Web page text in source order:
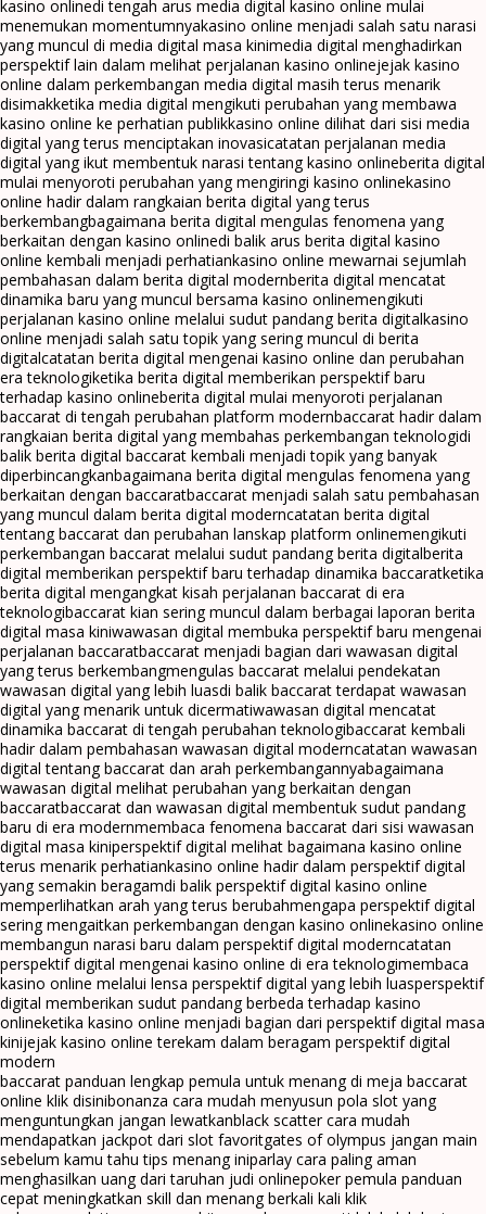
kasino onlinedi tengah arus media digital kasino online mulai
menemukan momentumnyakasino online menjadi salah satu narasi
yang muncul di media digital masa kinimedia digital menghadirkan
perspektif lain dalam melihat perjalanan kasino onlinejejak kasino
online dalam perkembangan media digital masih terus menarik
disimakketika media digital mengikuti perubahan yang membawa
kasino online ke perhatian publikkasino online dilihat dari sisi media
digital yang terus menciptakan inovasicatatan perjalanan media
digital yang ikut membentuk narasi tentang kasino onlineberita digital
mulai menyoroti perubahan yang mengiringi kasino onlinekasino
online hadir dalam rangkaian berita digital yang terus
berkembangbagaimana berita digital mengulas fenomena yang
berkaitan dengan kasino onlinedi balik arus berita digital kasino
online kembali menjadi perhatiankasino online mewarnai sejumlah
pembahasan dalam berita digital modernberita digital mencatat
dinamika baru yang muncul bersama kasino onlinemengikuti
perjalanan kasino online melalui sudut pandang berita digitalkasino
online menjadi salah satu topik yang sering muncul di berita
digitalcatatan berita digital mengenai kasino online dan perubahan
era teknologiketika berita digital memberikan perspektif baru
terhadap kasino onlineberita digital mulai menyoroti perjalanan
baccarat di tengah perubahan platform modernbaccarat hadir dalam
rangkaian berita digital yang membahas perkembangan teknologidi
balik berita digital baccarat kembali menjadi topik yang banyak
diperbincangkanbagaimana berita digital mengulas fenomena yang
berkaitan dengan baccaratbaccarat menjadi salah satu pembahasan
yang muncul dalam berita digital moderncatatan berita digital
tentang baccarat dan perubahan lanskap platform onlinemengikuti
perkembangan baccarat melalui sudut pandang berita digitalberita
digital memberikan perspektif baru terhadap dinamika baccaratketika
berita digital mengangkat kisah perjalanan baccarat di era
teknologibaccarat kian sering muncul dalam berbagai laporan berita
digital masa kiniwawasan digital membuka perspektif baru mengenai
perjalanan baccaratbaccarat menjadi bagian dari wawasan digital
yang terus berkembangmengulas baccarat melalui pendekatan
wawasan digital yang lebih luasdi balik baccarat terdapat wawasan
digital yang menarik untuk dicermatiwawasan digital mencatat
dinamika baccarat di tengah perubahan teknologibaccarat kembali
hadir dalam pembahasan wawasan digital moderncatatan wawasan
digital tentang baccarat dan arah perkembangannyabagaimana
wawasan digital melihat perubahan yang berkaitan dengan
baccaratbaccarat dan wawasan digital membentuk sudut pandang
baru di era modernmembaca fenomena baccarat dari sisi wawasan
digital masa kiniperspektif digital melihat bagaimana kasino online
terus menarik perhatiankasino online hadir dalam perspektif digital
yang semakin beragamdi balik perspektif digital kasino online
memperlihatkan arah yang terus berubahmengapa perspektif digital
sering mengaitkan perkembangan dengan kasino onlinekasino online
membangun narasi baru dalam perspektif digital moderncatatan
perspektif digital mengenai kasino online di era teknologimembaca
kasino online melalui lensa perspektif digital yang lebih luasperspektif
digital memberikan sudut pandang berbeda terhadap kasino
onlineketika kasino online menjadi bagian dari perspektif digital masa
kinijejak kasino online terekam dalam beragam perspektif digital
modern
baccarat panduan lengkap pemula untuk menang di meja baccarat
online klik disinibonanza cara mudah menyusun pola slot yang
menguntungkan jangan lewatkanblack scatter cara mudah
mendapatkan jackpot dari slot favoritgates of olympus jangan main
sebelum kamu tahu tips menang iniparlay cara paling aman
menghasilkan uang dari taruhan judi onlinepoker pemula panduan
cepat meningkatkan skill dan menang berkali kali klik